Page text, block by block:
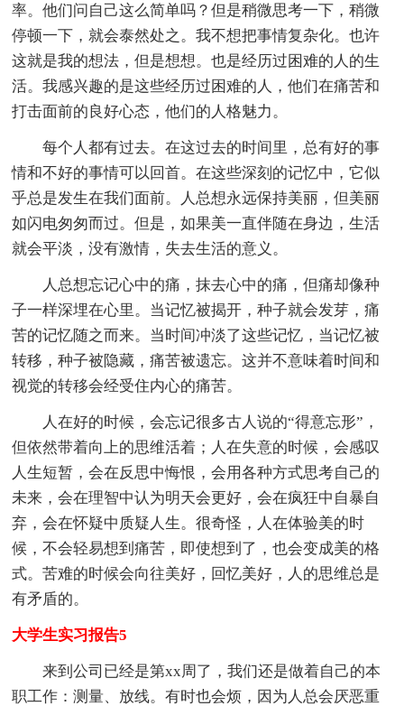
率。他们问自己这么简单吗？但是稍微思考一下，稍微
停顿一下，就会泰然处之。我不想把事情复杂化。也许
这就是我的想法，但是想想。也是经历过困难的人的生
活。我感兴趣的是这些经历过困难的人，他们在痛苦和
打击面前的良好心态，他们的人格魅力。
每个人都有过去。在这过去的时间里，总有好的事
情和不好的事情可以回首。在这些深刻的记忆中，它似
乎总是发生在我们面前。人总想永远保持美丽，但美丽
如闪电匆匆而过。但是，如果美一直伴随在身边，生活
就会平淡，没有激情，失去生活的意义。
人总想忘记心中的痛，抹去心中的痛，但痛却像种
子一样深埋在心里。当记忆被揭开，种子就会发芽，痛
苦的记忆随之而来。当时间冲淡了这些记忆，当记忆被
转移，种子被隐藏，痛苦被遗忘。这并不意味着时间和
视觉的转移会经受住内心的痛苦。
人在好的时候，会忘记很多古人说的“得意忘形”，
但依然带着向上的思维活着；人在失意的时候，会感叹
人生短暂，会在反思中悔恨，会用各种方式思考自己的
未来，会在理智中认为明天会更好，会在疯狂中自暴自
弃，会在怀疑中质疑人生。很奇怪，人在体验美的时
候，不会轻易想到痛苦，即使想到了，也会变成美的格
式。苦难的时候会向往美好，回忆美好，人的思维总是
有矛盾的。
大学生实习报告5
来到公司已经是第xx周了，我们还是做着自己的本
职工作：测量、放线。有时也会烦，因为人总会厌恶重